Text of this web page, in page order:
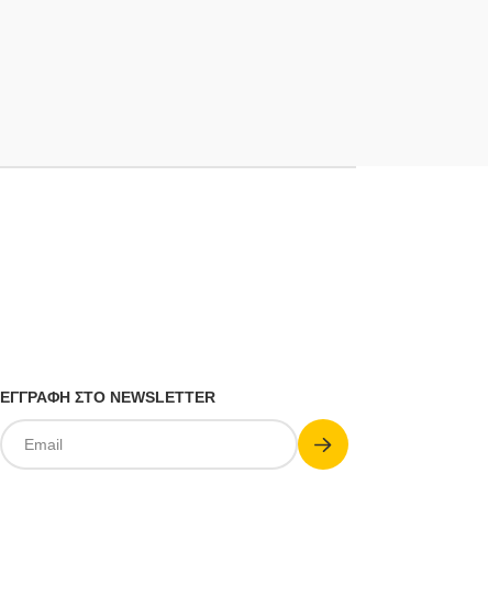
ΕΓΓΡΑΦΗ ΣΤΟ NEWSLETTER
Email
Submit